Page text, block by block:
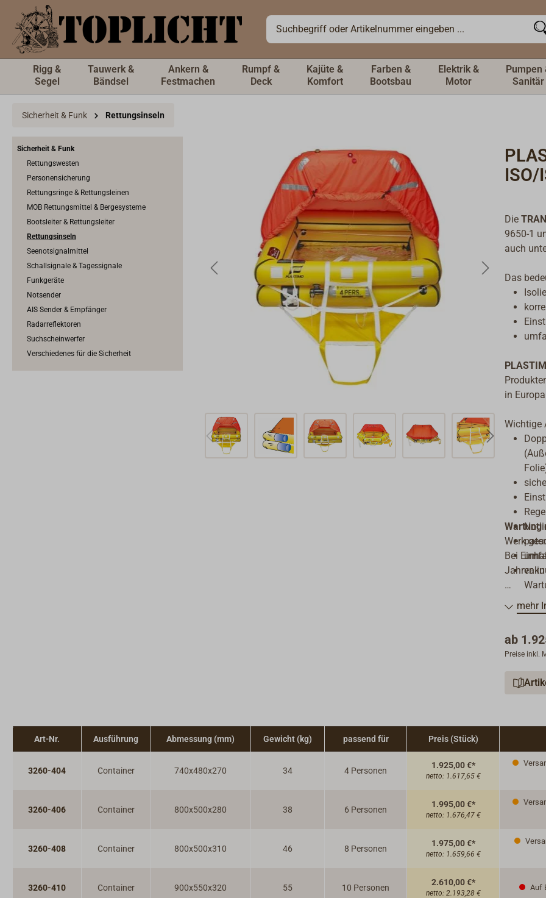
springen
Rigg &
Segel
Tauwerk &
Bändsel
Ankern &
Festmachen
Rumpf &
Deck
Kajüte &
Komfort
Farben &
Bootsbau
Elektrik &
Motor
Pumpen
Sanitär
Sicherheit & Funk Rettungsinseln
Sicherheit & Funk
Rettungswesten
Personensicherung
Rettungsringe & Rettungsleinen
MOB Rettungsmittel & Bergesysteme
Bootsleiter & Rettungsleiter
Rettungsinseln
Seenotsignalmittel
Schallsignale & Tagessignale
Funkgeräte
Notsender
AIS Sender & Empfänger
Radarreflektoren
Suchscheinwerfer
Verschiedenes für die Sicherheit
ISO/
Die
9650-1
auch
Das
in
Wichtige
Wartung
Werk
Bei
Jahren
Neben
Bitte
mehr
ab
Preise inkl.
Art-Nr. Ausführung Abmessung (mm) Gewicht (kg) passend für Preis (Stück)
3260-404 Container 740x480x270 34 4 Personen
1.925,00 €*
netto: 1.617,65 €
3260-406 Container 800x500x280 38 6 Personen
1.995,00 €*
netto: 1.676,47 €
3260-408 Container 800x500x310 46 8 Personen
1.975,00 €*
netto: 1.659,66 €
3260-410 Container 900x550x320 55 10 Personen
2.610,00 €*
netto: 2.193,28 €
Auf